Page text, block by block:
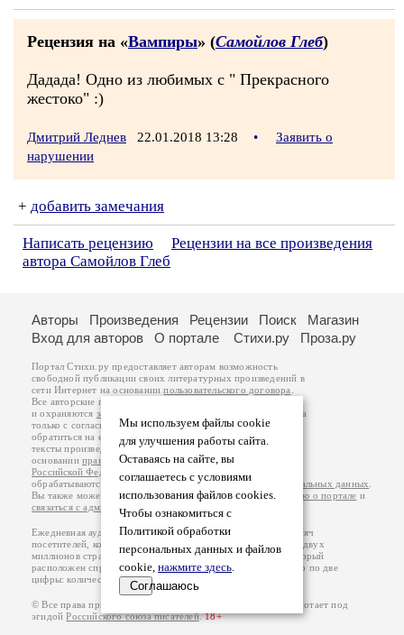
Рецензия на «Вампиры» (Самойлов Глеб)
Дадада! Одно из любимых с " Прекрасного
жестоко" :)
Дмитрий Леднев 22.01.2018 13:28 •
Заявить о
нарушении
+ добавить замечания
Написать рецензию
Рецензии на все произведения
автора Самойлов Глеб
Мы используем файлы cookie
для улучшения работы сайта.
Оставаясь на сайте, вы
соглашаетесь с условиями
использования файлов cookies.
Чтобы ознакомиться с
Политикой обработки
персональных данных и файлов
cookie, нажмите здесь.
Соглашаюсь
Авторы Произведения Рецензии Поиск
Магазин
Вход для авторов
О портале Стихи.ру Проза.ру
Портал Стихи.ру предоставляет авторам возможность
свободной публикации своих литературных произведений в
сети Интернет на основаниипользовательского договора
Все авторские права на произведения принадлежат авторам
и охраняются законом
. Перепечатка произведений возможна
только с согласия его автора, к которому вы можете
обратиться на его авторской странице. Ответственность за
тексты произведений авторы несут самостоятельно на
основанииправил публикацииизаконодательства
Российской Федерации
обрабатываются на основанииПолитики обработки персональных данных
Вы также можете посмотреть более подробнуюинформацию о портале и
связаться с администрацией
Ежедневная аудитория портала Стихи.ру – порядка 200 тысяч
посетителей, которые в общей сумме просматривают более двух
миллионов страниц по данным счетчика посещаемости, который
расположен справа от этого текста. В каждой графе указано по две
цифры: количество просмотров и количество посетителей.
© Все права принадлежат авторам, 2000-2026. Портал работает под
эгидойРоссийского союза писателей.18+